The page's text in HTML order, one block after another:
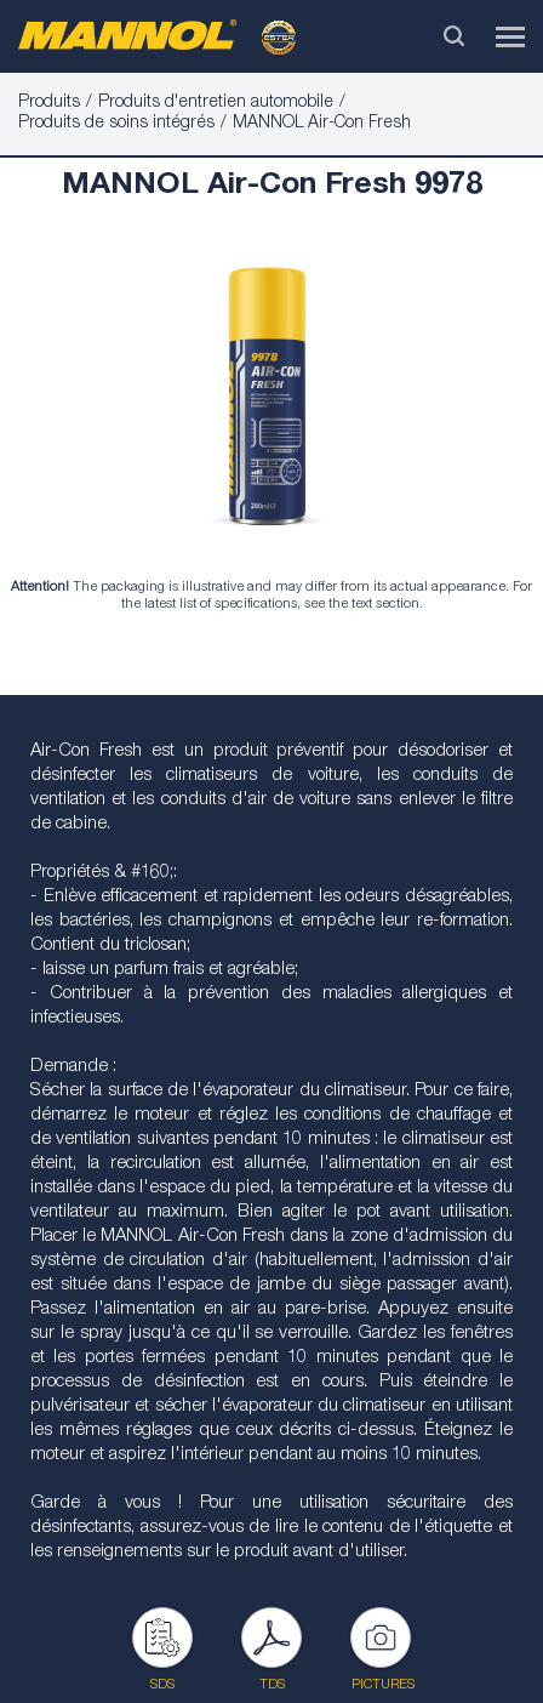
Produits
Produits d'entretien automobile
Produits de soins intégrés
MANNOL Air-Con Fresh
MANNOL Air-Con Fresh 9978
Attention! The packaging is illustrative and may differ from its actual appearance. For
the latest list of specifications, see the text section.
Air-Con Fresh est un produit préventif pour désodoriser et
désinfecter les climatiseurs de voiture, les conduits de
ventilation et les conduits d'air de voiture sans enlever le filtre
de cabine.
Propriétés & #160;:
- Enlève efficacement et rapidement les odeurs désagréables,
les bactéries, les champignons et empêche leur re-formation.
Contient du triclosan;
- laisse un parfum frais et agréable;
- Contribuer à la prévention des maladies allergiques et
infectieuses.
Demande :
Sécher la surface de l'évaporateur du climatiseur. Pour ce faire,
démarrez le moteur et réglez les conditions de chauffage et
de ventilation suivantes pendant 10 minutes : le climatiseur est
éteint, la recirculation est allumée, l'alimentation en air est
installée dans l'espace du pied, la température et la vitesse du
ventilateur au maximum. Bien agiter le pot avant utilisation.
Placer le MANNOL Air-Con Fresh dans la zone d'admission du
système de circulation d'air (habituellement, l'admission d'air
est située dans l'espace de jambe du siège passager avant).
Passez l'alimentation en air au pare-brise. Appuyez ensuite
sur le spray jusqu'à ce qu'il se verrouille. Gardez les fenêtres
et les portes fermées pendant 10 minutes pendant que le
processus de désinfection est en cours. Puis éteindre le
pulvérisateur et sécher l'évaporateur du climatiseur en utilisant
les mêmes réglages que ceux décrits ci-dessus. Éteignez le
moteur et aspirez l'intérieur pendant au moins 10 minutes.
Garde à vous ! Pour une utilisation sécuritaire des
désinfectants, assurez-vous de lire le contenu de l'étiquette et
les renseignements sur le produit avant d'utiliser.
SDS TDS PICTURES